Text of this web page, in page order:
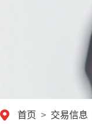
首页 > 交易信息